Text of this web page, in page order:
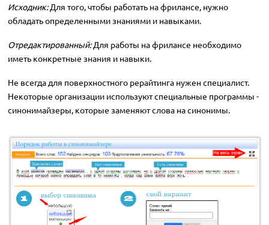
Исходник:Для того, чтобы работать на фрилансе, нужно
обладать определенными знаниями и навыками.
Отредактированный:Для работы на фрилансе необходимо
иметь конкретные знания и навыки.
Не всегда для поверхностного рерайтинга нужен специалист.
Некоторые организации используют специальные программы -
синонимайзеры, которые заменяют слова на синонимы.